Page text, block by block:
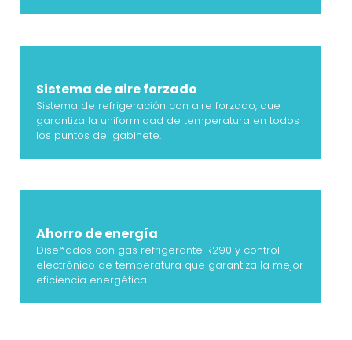
Sistema de aire forzado
Sistema de refrigeración con aire forzado, que
garantiza la uniformidad de temperatura en todos
los puntos del gabinete.
Ahorro de energí­a
Diseñados con gas refrigerante R290 y control
electrónico de temperatura que garantiza la mejor
eficiencia energética.